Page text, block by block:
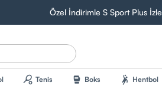
Özel İndirimle S Sport Plus İzle
sports_tennis Tenis sports_mma Boks sports_handball Hentbol